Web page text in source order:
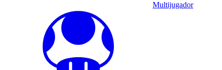
Multijugador